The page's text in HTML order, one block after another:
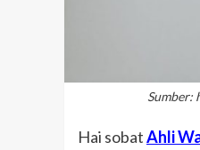
Sumber:
Hai sobatAhli